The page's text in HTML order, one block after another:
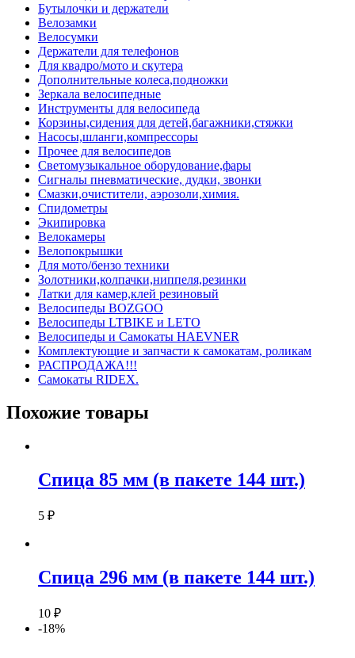
Бутылочки и держатели
Велозамки
Велосумки
Держатели для телефонов
Для квадро/мото и скутера
Дополнительные колеса,подножки
Зеркала велосипедные
Инструменты для велосипеда
Корзины,сидения для детей,багажники,стяжки
Насосы,шланги,компрессоры
Прочее для велосипедов
Светомузыкальное оборудование,фары
Сигналы пневматические, дудки, звонки
Смазки,очистители, аэрозоли,химия.
Спидометры
Экипировка
Велокамеры
Велопокрышки
Для мото/бензо техники
Золотники,колпачки,ниппеля,резинки
Латки для камер,клей резиновый
Велосипеды BOZGOO
Велосипеды LTBIKE и LETO
Велосипеды и Самокаты HAEVNER
Комплектующие и запчасти к самокатам, роликам
РАСПРОДАЖА!!!
Самокаты RIDEX.
Похожие товары
Спица 85 мм (в пакете 144 шт.)
5 ₽
Спица 296 мм (в пакете 144 шт.)
10 ₽
-18%